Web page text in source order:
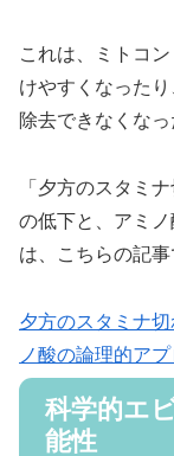
これは、ミトコ
けやすくなった
除去できなくな
「夕方のスタミ
の低下と、アミ
は、こちらの記事
夕方のスタミナ
ノ酸の論理的ア
科学的エ
能性